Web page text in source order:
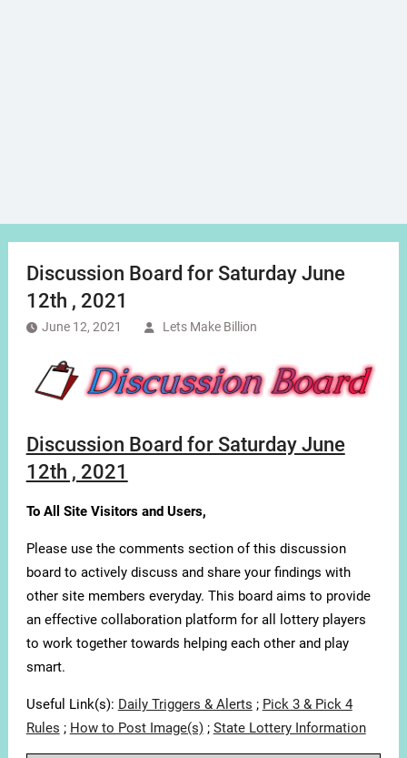
Discussion Board for Saturday June
12th , 2021
June 12, 2021 Lets Make Billion
Discussion Board for Saturday June
12th , 2021
To All Site Visitors and Users,
Please use the comments section of this discussion
board to actively discuss and share your findings with
other site members everyday. This board aims to provide
an effective collaboration platform for all lottery players
to work together towards helping each other and play
smart.
Useful Link(s): Daily Triggers & Alerts ; Pick 3 & Pick 4
Rules ; How to Post Image(s); State Lottery Information